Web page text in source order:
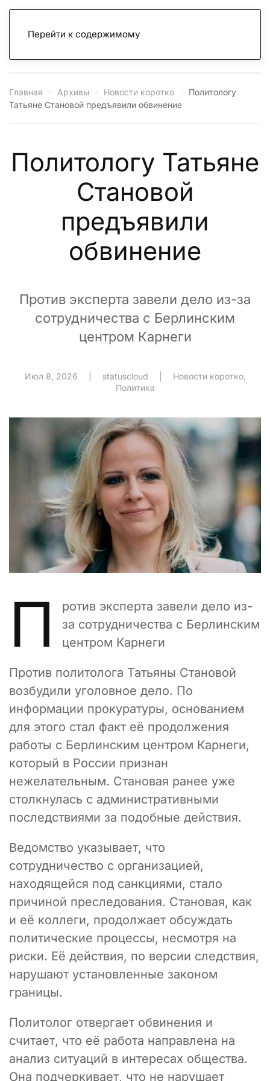
Перейти к содержимому
Главная Архивы Новости коротко
Политологу
Татьяне Становой предъявили обвинение
Политологу Татьяне
Становой
предъявили
обвинение
Против эксперта завели дело из-за
сотрудничества с Берлинским
центром Карнеги
Июл 8, 2026 statuscloud Новости коротко,
Политика
П
ротив эксперта завели дело из-
за сотрудничества с Берлинским
центром Карнеги
Против политолога Татьяны Становой
возбудили уголовное дело. По
информации прокуратуры, основанием
для этого стал факт её продолжения
работы с Берлинским центром Карнеги,
который в России признан
нежелательным. Становая ранее уже
столкнулась с административными
последствиями за подобные действия.
Ведомство указывает, что
сотрудничество с организацией,
находящейся под санкциями, стало
причиной преследования. Становая, как
и её коллеги, продолжает обсуждать
политические процессы, несмотря на
риски. Её действия, по версии следствия,
нарушают установленные законом
границы.
Политолог отвергает обвинения и
считает, что её работа направлена на
анализ ситуаций в интересах общества.
Она подчеркивает, что не нарушает